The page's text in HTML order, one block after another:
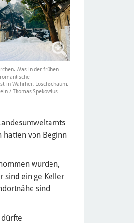
Was in der frühen
in Wahrheit Löschschaum.
/ Thomas Spekowius
hatten von Beginn
wurden,
sind einige Keller
sind
dürfte